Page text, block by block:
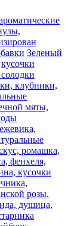
Зеленый
кусочки
клубники,
мяты,
ромашка,
фенхеля,
кусочки
розы.
душица,